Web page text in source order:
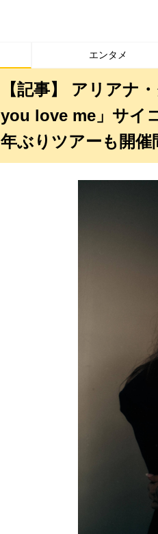
エンタメ
【記事】 アリアナ
you love me」サイ
年ぶりツアーも開催